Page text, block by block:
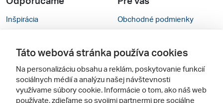
Inšpirácia
Cestovné kancelárie
Zájezdy.cz
Obchodné podmienky
Nastavenie cookies
Mobilná verzia webu
Táto webová stránka používa cookies
Na personalizáciu obsahu a reklám, poskytovanie funkcií
sociálnych médií a analýzu našej návštevnosti
využívame súbory cookie. Informácie o tom, ako náš web
používate, zdieľame so svojimi partnermi pre sociálne